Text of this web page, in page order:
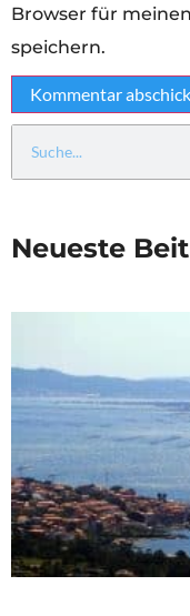
Browser für
speichern.
Neueste